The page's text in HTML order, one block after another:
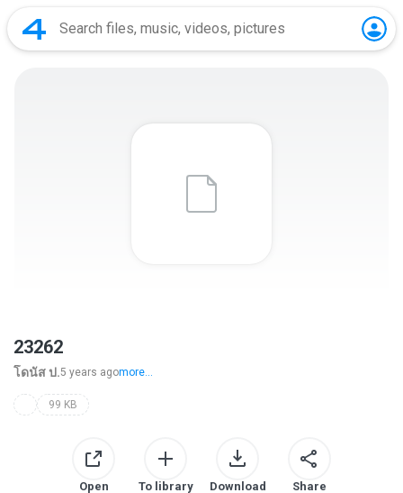
23262
โดนัส ป.5 years agomore...
99 KB
Open To library Download Share